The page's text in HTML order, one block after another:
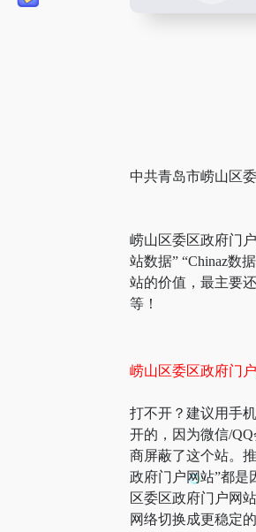
中共青岛市崂山区
崂山区委区政府门
站数据” “Chinaz数
站的价值，最主要
等！
崂山区委区政府门
打不开？建议用手
开的，因为微信/
商屏蔽了这个站。
政府门户网站”都是
区委区政府门户网
网络切换成更稳定